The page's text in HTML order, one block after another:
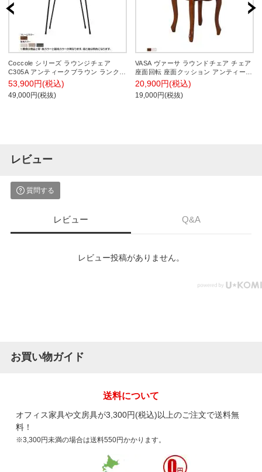
Coccole シリーズ ラウンジチェア
C305A アンティークブラウン ランクⅢ
3 Coupecoupe
53,900円(税込)
49,000円(税抜)
VASA ヴァーサ ラウンドチェア チェア
座面回転 座面クッション アンティーク
調 猫脚 手彫り 高級木材 マホガニー
20,900円(税込)
19,000円(税抜)
レビュー
質問する
レビュー Q&A
レビュー投稿がありません。
お買い物ガイド
送料について
オフィス家具や文房具が3,300円(税込)以上のご注文で送料無
料！
※3,300円未満の場合は送料550円かかります。